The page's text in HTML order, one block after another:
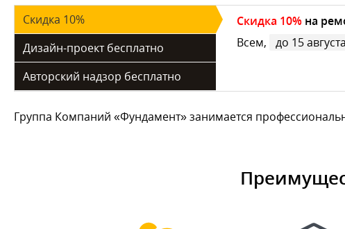
Скидка 10%
Дизайн-проект бесплатно
Авторский надзор бесплатно
Скидка 10% на
Всем,
до 15 августа
Группа Компаний «Фундамент» занимается